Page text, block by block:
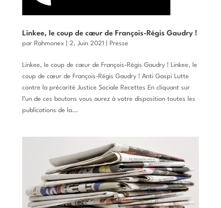
Linkee, le coup de cœur de François-Régis Gaudry !
par Rahmonex| 2, Juin 2021 Presse
Linkee, le coup de cœur de François-Régis Gaudry ! Linkee, le
coup de cœur de François-Régis Gaudry ! Anti Gaspi Lutte
contre la précarité Justice Sociale Recettes En cliquant sur
l’un de ces boutons vous aurez à votre disposition toutes les
publications de la...